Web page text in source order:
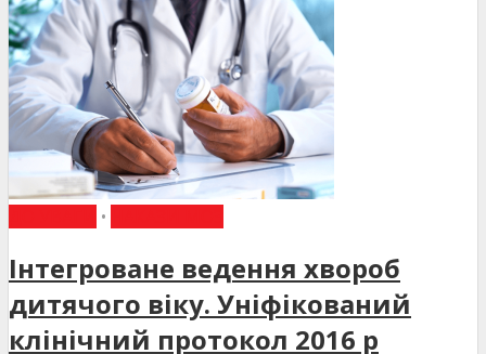
•
Інтегроване ведення хвороб
дитячого віку. Уніфікований
клінічний протокол 2016 р